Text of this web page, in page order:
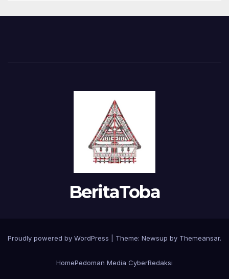
BeritaToba
Proudly powered by WordPress Theme: Newsup by Themeansar.
HomePedoman Media CyberRedaksi